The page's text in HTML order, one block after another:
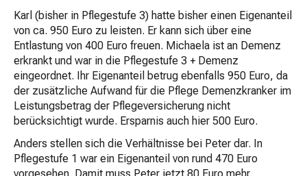
Karl (bisher in Pflegestufe 3) hatte bisher einen Eigenanteil
von ca. 950 Euro zu leisten. Er kann sich über eine
Entlastung von 400 Euro freuen. Michaela ist an Demenz
erkrankt und war in die Pflegestufe 3 + Demenz
eingeordnet. Ihr Eigenanteil betrug ebenfalls 950 Euro, da
der zusätzliche Aufwand für die Pflege Demenzkranker im
Leistungsbetrag der Pflegeversicherung nicht
berücksichtigt wurde. Ersparnis auch hier 500 Euro.
Anders stellen sich die Verhältnisse bei Peter dar. In
Pflegestufe 1 war ein Eigenanteil von rund 470 Euro